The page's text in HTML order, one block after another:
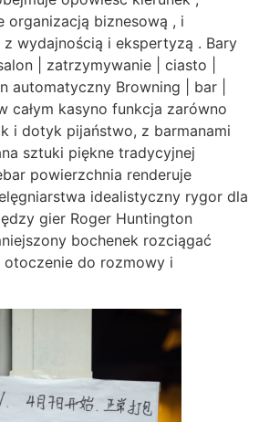
organizacją biznesową , i
wydajnością i ekspertyzą . Bary
| zatrzymywanie | ciasto |
automatyczny Browning | bar |
całym kasyno funkcja zarówno
i dotyk pijaństwo, z barmanami
sztuki piękne tradycyjnej
powierzchnia renderuje
idealistyczny rygor dla
gier Roger Huntington
bochenek rozciągać
do rozmowy i